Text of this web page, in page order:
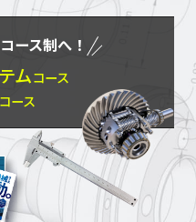
ース制へ！
ムコース
ース